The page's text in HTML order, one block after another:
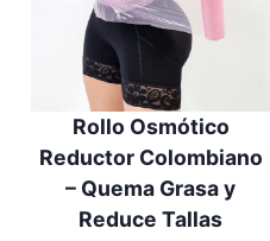
Rollo Osmótico
Reductor Colombiano
– Quema Grasa y
Reduce Tallas